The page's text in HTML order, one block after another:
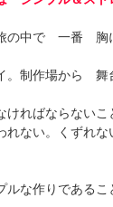
中で 一番 胸に
。制作場から 舞
ればならないこ
ない。くずれな
な作りであるこ